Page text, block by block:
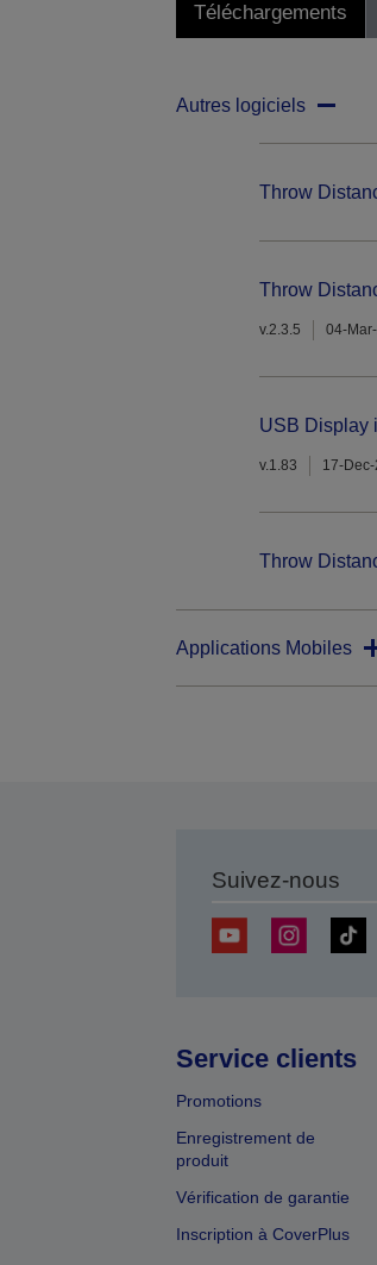
Téléchargements
Autres logiciels
Throw
Throw
v.2.3.5 04-
USB Display
v.1.83 17-
Throw
Applications Mobiles
Suivez-nous
Service clients
Promotions
Enregistrement de
produit
Vérification de garantie
Inscription à CoverPlus